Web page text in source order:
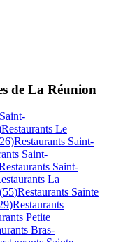
de La Réunion
Saint-
Restaurants Le
)Restaurants Saint-
Saint-
Saint-
La
(55)Restaurants Sainte
)Restaurants
Petite
Bras-